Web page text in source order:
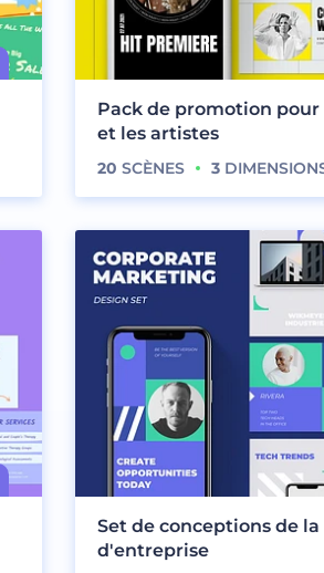
Pack de promotion
et les artistes
20 SCÈNES 3
Set de conceptions de
d'entreprise